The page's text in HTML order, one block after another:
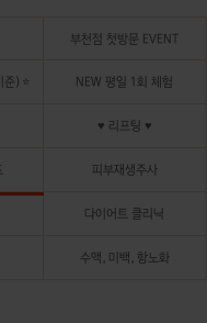
부천점 첫방문 EVENT
준)⭐ NEW 평일 1회 체험
♥ 리프팅 ♥
피부재생주사
다이어트 클리닉
수액,미백,항노화